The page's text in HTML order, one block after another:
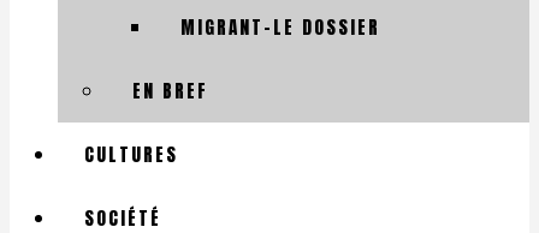
MIGRANT-LE DOSSIER
EN BREF
CULTURES
SOCIÉTÉ